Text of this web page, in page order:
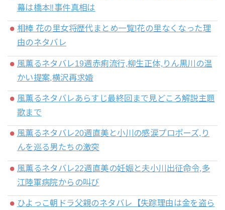
幕は橋本‼事件真相は
相棒 花の里女将歴代まとめ一覧!花の里なくなった理
由のネタバレ
風薫るネタバレ19週赤痢流行,柳生正体,りん黒川の温
かい提案,横沢再求婚
風薫るネタバレあらすじ最終回まで見どころ解説主題
歌まで
風薫るネタバレ20週直美と小川の感涙プロポーズ,り
んを巡る男たちの激突
風薫るネタバレ22週直美の妊娠と夫小川出征命令,多
江陸軍病院からの叫び
ひよっこ朝ドラ父親のネタバレ【失踪理由は金を盗ら